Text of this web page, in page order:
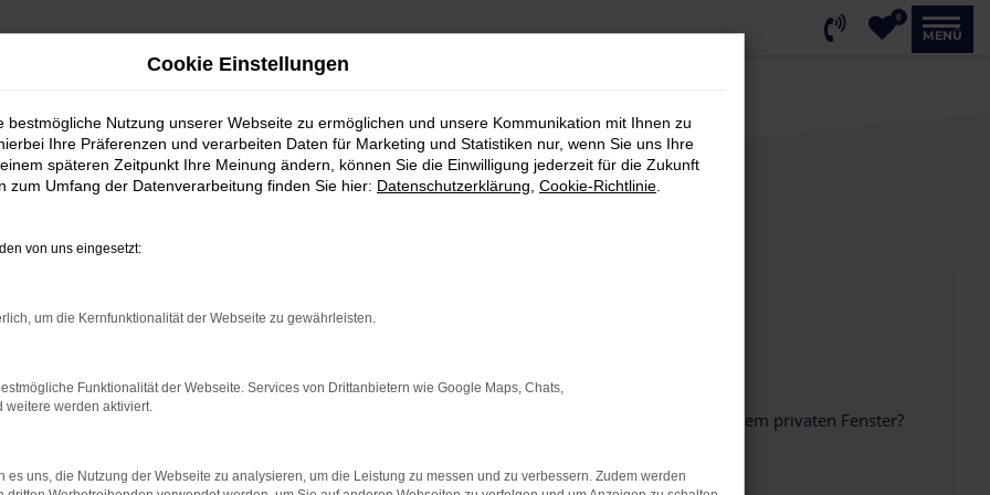
0
MENÜ
bestimmter Seiten verhindern. Funktioniert die Seite in einem anderen Browser oder in einem privaten Fenster?
beheben.
Cookie Einstellungen
bestmögliche Nutzung unserer Webseite zu ermöglichen und unsere Kommunikation mit Ihnen zu
Ihre Präferenzen und verarbeiten Daten für Marketing und Statistiken nur, wenn Sie uns Ihre
späteren Zeitpunkt Ihre Meinung ändern, können Sie die Einwilligung jederzeit für die Zukunft
zum Umfang der Datenverarbeitung finden Sie hier: Datenschutzerklärung Cookie-Richtlinie
von uns eingesetzt:
um die Kernfunktionalität der Webseite zu gewährleisten.
Funktionalität der Webseite. Services von Drittanbietern wie Google Maps, Chats,
weitere werden aktiviert.
es uns, die Nutzung der Webseite zu analysieren, um die Leistung zu messen und zu verbessern. Zudem werden